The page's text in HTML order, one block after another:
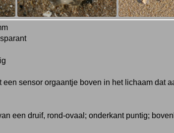
een sensor orgaantje boven in het lichaam dat
een druif, rond-ovaal; onderkant puntig;